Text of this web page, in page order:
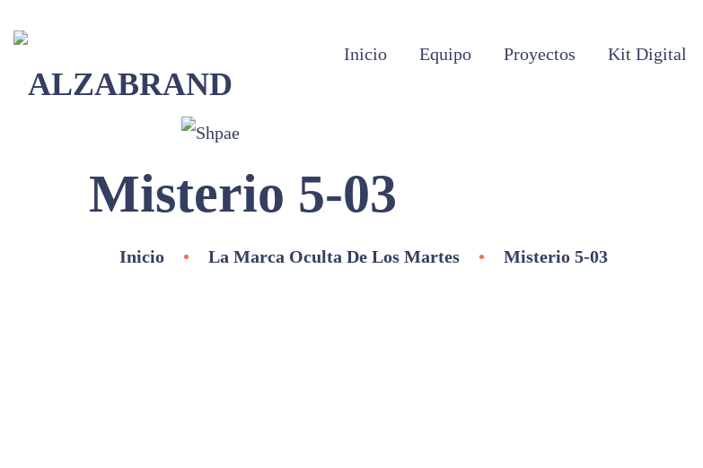
Inicio Equipo Proyectos Kit Digital
Misterio 5-03
Inicio • La Marca Oculta De Los Martes • Misterio 5-03